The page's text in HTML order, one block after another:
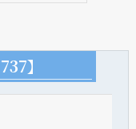
】